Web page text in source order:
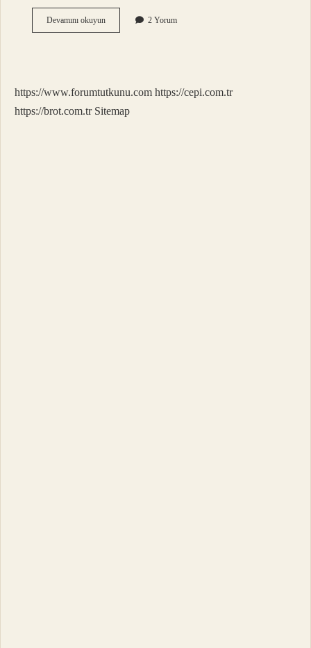
Devamını okuyunİŞveren
Işçiyi
Önce
Haber
Verilmeli
2 Yorum
https://www.forumtutkunu.com https://cepi.com.tr
https://brot.com.tr Sitemap